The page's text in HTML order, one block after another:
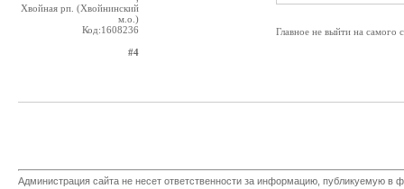
Хвойная рп. (Хвойнинский
м.о.)
Код:1608236
#4
Главное не выйти на самого
Администрация сайта не несет ответственности за информацию, публикуемую